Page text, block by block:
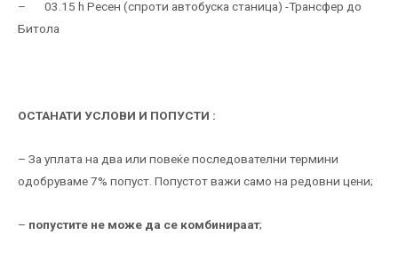
– 03.15 h Ресен (спроти автобуска станица) -Трансфер до
Битола
ОСТАНАТИ УСЛОВИ И ПОПУСТИ :
– За уплата на два или повеќе последователни термини
одобруваме 7% попуст. Попустот важи само на редовни цени;
– попустите не може да се комбинираат;